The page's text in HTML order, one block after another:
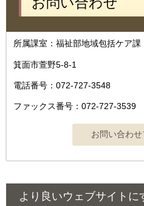
所属課室：福祉部地域包括ケア課
箕面市萱野5-8-1
電話番号：072-727-3548
ファックス番号：072-727-3539
より良いウェブサイト